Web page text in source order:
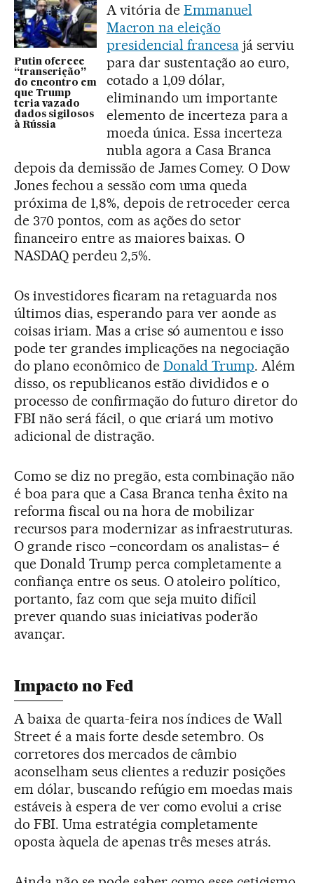
Putin oferece
“transcrição”
do encontro em
que Trump
teria vazado
dados sigilosos
à Rússia
A vitória de Emmanuel
Macron na eleição
presidencial francesajá serviu
para dar sustentação ao euro,
cotado a 1,09 dólar,
eliminando um importante
elemento de incerteza para a
moeda única. Essa incerteza
nubla agora a Casa Branca
depois da demissão de James Comey. O Dow
Jones fechou a sessão com uma queda
próxima de 1,8%, depois de retroceder cerca
de 370 pontos, com as ações do setor
financeiro entre as maiores baixas. O
NASDAQ perdeu 2,5%.
Os investidores ficaram na retaguarda nos
últimos dias, esperando para ver aonde as
coisas iriam. Mas a crise só aumentou e isso
pode ter grandes implicações na negociação
do plano econômico de Donald Trump. Além
disso, os republicanos estão divididos e o
processo de confirmação do futuro diretor do
FBI não será fácil, o que criará um motivo
adicional de distração.
Como se diz no pregão, esta combinação não
é boa para que a Casa Branca tenha êxito na
reforma fiscal ou na hora de mobilizar
recursos para modernizar as infraestruturas.
O grande risco –concordam os analistas– é
que Donald Trump perca completamente a
confiança entre os seus. O atoleiro político,
portanto, faz com que seja muito difícil
prever quando suas iniciativas poderão
avançar.
Impacto no Fed
A baixa de quarta-feira nos índices de Wall
Street é a mais forte desde setembro. Os
corretores dos mercados de câmbio
aconselham seus clientes a reduzir posições
em dólar, buscando refúgio em moedas mais
estáveis à espera de ver como evolui a crise
do FBI. Uma estratégia completamente
oposta àquela de apenas três meses atrás.